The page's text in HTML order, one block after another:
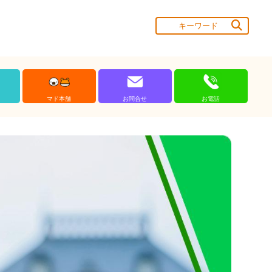
マド本舗 お問合せ お電話